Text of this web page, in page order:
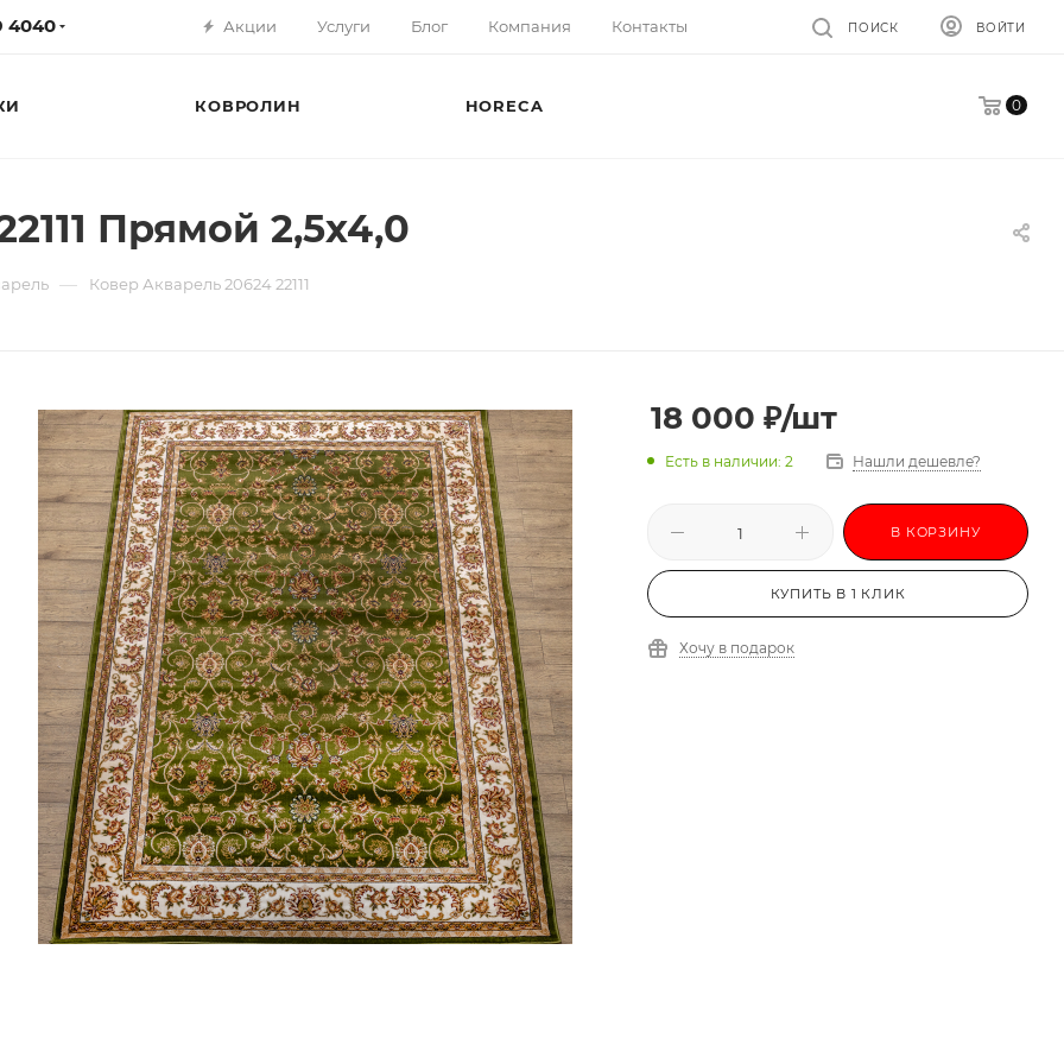
4040 Акции Услуги Блог Компания Контакты ВОЙТИ
ПОИСК
0
КОВРОЛИН HORECA
Прямой 2,5х4,0
— Ковер Акварель 20624 22111
18 000 ₽/шт
Есть в наличии: 2 Нашли дешевле?
В КОРЗИНУ
КУПИТЬ В 1 КЛИК
Хочу в подарок